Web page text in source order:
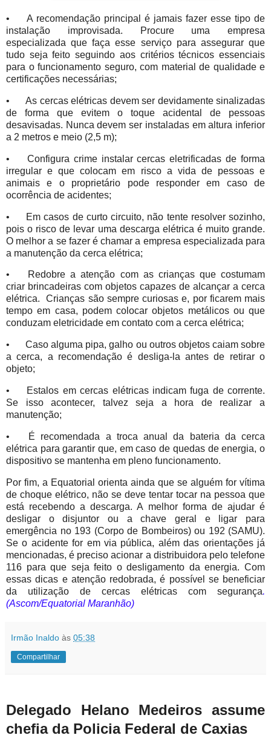
•
A recomendação principal é jamais fazer esse tipo de
instalação improvisada. Procure uma empresa
especializada que faça esse serviço para assegurar que
tudo seja feito seguindo aos critérios técnicos essenciais
para o funcionamento seguro, com material de qualidade e
certificações necessárias;
•
As cercas elétricas devem ser devidamente sinalizadas
de forma que evitem o toque acidental de pessoas
desavisadas. Nunca devem ser instaladas em altura inferior
a 2 metros e meio (2,5 m);
•
Configura crime instalar cercas eletrificadas de forma
irregular e que colocam em risco a vida de pessoas e
animais e o proprietário pode responder em caso de
ocorrência de acidentes;
•
Em casos de curto circuito, não tente resolver sozinho,
pois o risco de levar uma descarga elétrica é muito grande.
O melhor a se fazer é chamar a empresa especializada para
a manutenção da cerca elétrica;
•
Redobre a atenção com as crianças que costumam
criar brincadeiras com objetos capazes de alcançar a cerca
elétrica. Crianças são sempre curiosas e, por ficarem mais
tempo em casa, podem colocar objetos metálicos ou que
conduzam eletricidade em contato com a cerca elétrica;
•
Caso alguma pipa, galho ou outros objetos caiam sobre
a cerca, a recomendação é desliga-la antes de retirar o
objeto;
•
Estalos em cercas elétricas indicam fuga de corrente.
Se isso acontecer, talvez seja a hora de realizar a
manutenção;
•
É recomendada a troca anual da bateria da cerca
elétrica para garantir que, em caso de quedas de energia, o
dispositivo se mantenha em pleno funcionamento.
Por fim, a Equatorial orienta ainda que se alguém for vítima
de choque elétrico, não se deve tentar tocar na pessoa que
está recebendo a descarga. A melhor forma de ajudar é
desligar o disjuntor ou a chave geral e ligar para
emergência no 193 (Corpo de Bombeiros) ou 192 (SAMU).
Se o acidente for em via pública, além das orientações já
mencionadas, é preciso acionar a distribuidora pelo telefone
116 para que seja feito o desligamento da energia. Com
essas dicas e atenção redobrada, é possível se beneficiar
da utilização de cercas elétricas com segurança.
(Ascom/Equatorial Maranhão)
Irmão Inaldo às 05:38
Compartilhar
Delegado Helano Medeiros assume
chefia da Policia Federal de Caxias